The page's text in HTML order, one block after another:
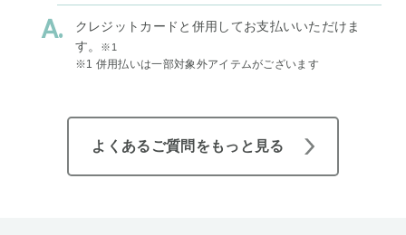
クレジットカードと併用してお支払いいただけま
す。
※1
※1 併用払いは一部対象外アイテムがございます
よくあるご質問をもっと見る